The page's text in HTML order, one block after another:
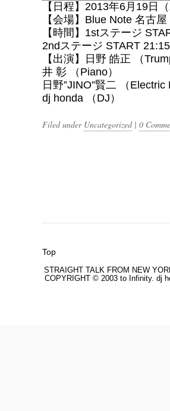
【日程】2013年6月19日（
【会場】Blue Note 名古屋
【時間】1stステージ
2ndステージ START 21:15
【出演】日野 皓正 （
井 彰 （Piano）
日野”JINO”賢二 （
dj honda （DJ）
Filed under Uncategorized| 0
Top
STRAIGHT TALK FROM NEW
COPYRIGHT © 2003 to Infinity. dj